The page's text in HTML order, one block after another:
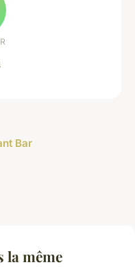
Bar
la même